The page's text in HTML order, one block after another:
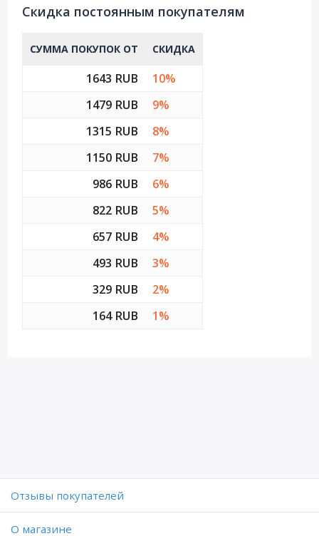
Cкидка постоянным покупателям
СУММА ПОКУПОК ОТ СКИДКА
1643 RUB
10%
1479 RUB
9%
1315 RUB
8%
1150 RUB
7%
986 RUB
6%
822 RUB
5%
657 RUB
4%
493 RUB
3%
329 RUB
2%
164 RUB
1%
Отзывы покупателей
O магазине